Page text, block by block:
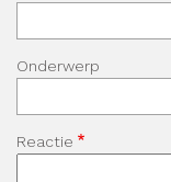
Onderwerp
Reactie